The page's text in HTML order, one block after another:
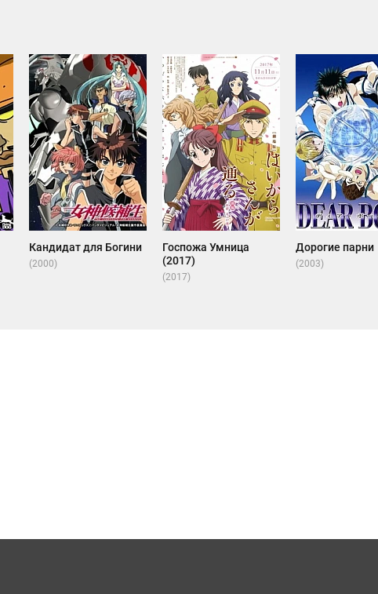
Кандидат для Богини
(2000)
Госпожа Умница
(2017)
(2017)
Дорогие парни
(2003)